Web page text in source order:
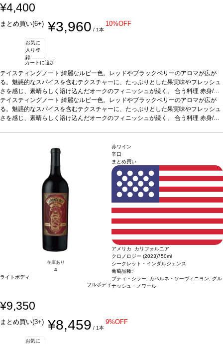
¥4,400
まとめ買い(6+) ¥3,960 / 1本
10%OFF
お気に
入り登
録
カートに追加
テイスティングノート 綺麗なルビー色。レッドやブラックベリーのアロマが広が
る。魅惑的なスパイスを含むテクスチャーに、たっぷりとした果実味やフレッシュ
さを感じ、素晴らしく溶け込んだオークのフィニッシュが続く。 合う料理 赤身/白
身肉、じゃがいものグラタン、チーズなどと好相性葡萄品種メルロー 73%、カベ
ルネ・ソーヴィニヨン 27% *本ヴィンテージが在庫切れの場合、在庫があり価格が
同様の場合は自動的に次のヴィンテージに変更されます、ご了承ください。
テイスティングノート 綺麗なルビー色。レッドやブラックベリーのアロマが広が
る。魅惑的なスパイスを含むテクスチャーに、たっぷりとした果実味やフレッシュ
さを感じ、素晴らしく溶け込んだオークのフィニッシュが続く。 合う料理 赤身/白
同様の場合は自動的に次のヴィンテージに変更されます、ご了承ください。
在庫あり
4
ライトボディ
フルボディ
赤ワイン
辛口
まとめ買い
アメリカ カリフォルニア
クロノロジー (2023)750ml
シークレット・インダルジェンス
葡萄品種:
プティ・シラー, カベルネ・ソーヴィニヨン, グル
ナッシュ・ノワール
¥9,350
まとめ買い(3+) ¥8,459 / 1本
9%OFF
お気に